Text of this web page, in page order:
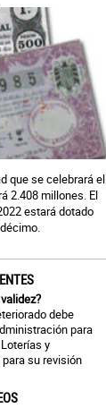
que se celebrará el
2.408 millones. El
estará dotado
debe
para
y
su revisión